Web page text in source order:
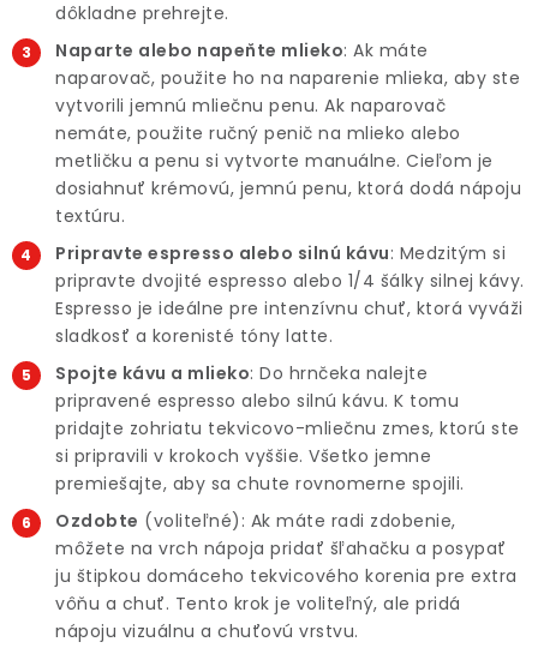
dôkladne prehrejte.
Naparte alebo napeňte mlieko: Ak máte
naparovač, použite ho na naparenie mlieka, aby ste
vytvorili jemnú mliečnu penu. Ak naparovač
nemáte, použite ručný penič na mlieko alebo
metličku a penu si vytvorte manuálne. Cieľom je
dosiahnuť krémovú, jemnú penu, ktorá dodá nápoju
textúru.
Pripravte espresso alebo silnú kávu: Medzitým si
pripravte dvojité espresso alebo 1/4 šálky silnej kávy.
Espresso je ideálne pre intenzívnu chuť, ktorá vyváži
sladkosť a korenisté tóny latte.
Spojte kávu a mlieko: Do hrnčeka nalejte
pripravené espresso alebo silnú kávu. K tomu
pridajte zohriatu tekvicovo-mliečnu zmes, ktorú ste
si pripravili v krokoch vyššie. Všetko jemne
premiešajte, aby sa chute rovnomerne spojili.
Ozdobte (voliteľné): Ak máte radi zdobenie,
môžete na vrch nápoja pridať šľahačku a posypať
ju štipkou domáceho tekvicového korenia pre extra
vôňu a chuť. Tento krok je voliteľný, ale pridá
nápoju vizuálnu a chuťovú vrstvu.